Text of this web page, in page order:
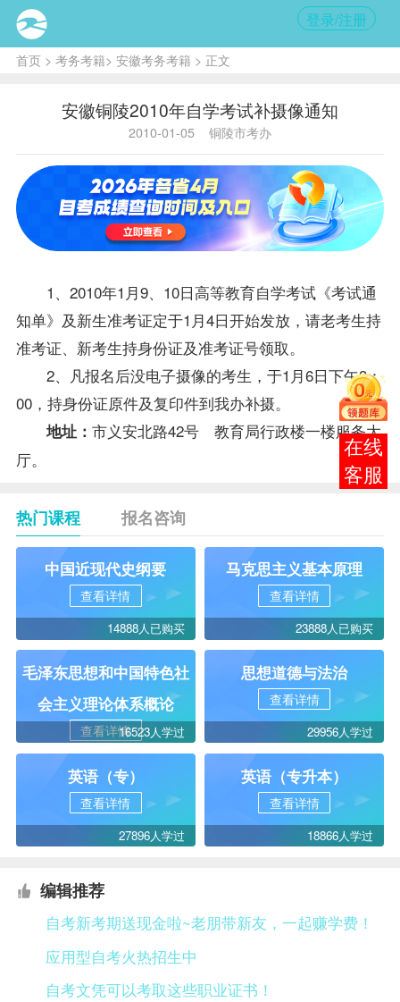
登录/注册
首页> 考务考籍> 安徽考务考籍 > 正文
安徽铜陵2010年自学考试补摄像通知
2010-01-05 铜陵市考办
1、2010年1月9、10日高等教育自学考试《考试通
知单》及新生准考证定于1月4日开始发放，请老考生持
准考证、新考生持身份证及准考证号领取。
2、凡报名后没电子摄像的考生，于1月6日下午3：
00，持身份证原件及复印件到我办补摄。
地址： 市义安北路42号 教育局行政楼一楼服务大
厅。
热门课程 报名咨询
中国近现代史纲要
查看详情
14888人已购买
马克思主义基本原理
查看详情
23888人已购买
毛泽东思想和中国特色社
会主义理论体系概论
查看详情16523人学过
思想道德与法治
查看详情
29956人学过
英语（专）
查看详情
27896人学过
英语（专升本）
查看详情
18866人学过
编辑推荐
自考新考期送现金啦~老朋带新友，一起赚学费！
应用型自考火热招生中
自考文凭可以考取这些职业证书！
在线
客服